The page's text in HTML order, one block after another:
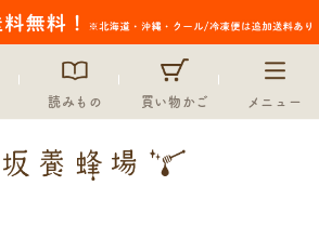
読みもの 買い物かご メニュー